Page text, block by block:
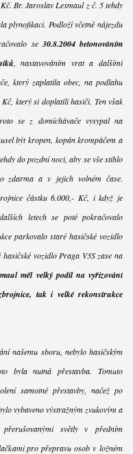
Br. Jaroslav Lexmaul z č. 5 tehdy
plynofikaci. Podloží včetně nájezdu
se 30.8.2004 betonováním
, nastavováním vrat a dalšími
který zaplatila obec, na podlahu
který si doplatili hasiči. Ten však
se z domíchávače vysypal na
být kropen, kopán krompáčem a
do pozdní noci, aby se vše stihlo
zdarma a v jejich volném čase.
částku 6.000,- Kč, i když je
letech se poté pokračovalo
parkovalo staré hasičské vozidlo
vozidlo Praga V3S zase na
měl velký podíl na vyřizování
tak i velké rekonstrukce
našemu sboru, nebylo hasičským
byla nutná přestavba. Tomuto
samotné přestavby, načež po
vybaveno výstražným zvukovým a
světly v předním
pro přepravu osob v ložném